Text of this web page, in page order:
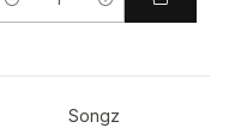
Cantidad
Songz